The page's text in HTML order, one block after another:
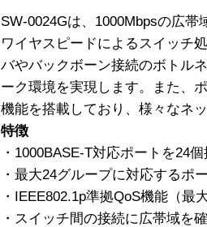
SW-0024Gは、1000Mbpsの広
ワイヤスピードによるスイッチ
バやバックボーン接続のボトル
ーク環境を実現します。また、
機能を搭載しており、様々なネ
特徴
・1000BASE-T対応ポートを24
・最大24グループに対応するポ
・IEEE802.1p準拠QoS機能（最
・スイッチ間の接続に広帯域を